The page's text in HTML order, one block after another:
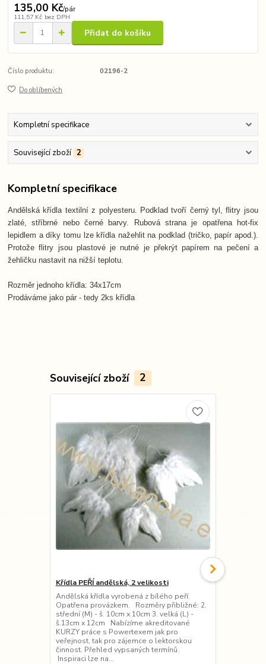
135,00 Kč/pár
111,57 Kč bez DPH
Přidat do košíku
Číslo produktu: 02196-2
Do oblíbených
Kompletní specifikace
Související zboží 2
Kompletní specifikace
Andělská křídla textilní z polyesteru. Podklad tvoří černý tyl, flitry jsou
zlaté, stříbrné nebo černé barvy. Rubová strana je opatřena hot-fix
lepidlem a díky tomu lze křídla nažehlit na podklad (tričko, papír apod.).
Protože flitry jsou plastové je nutné je překrýt papírem na pečení a
žehličku nastavit na nižší teplotu.
Rozměr jednoho křídla: 34x17cm
Prodáváme jako pár - tedy 2ks křídla
Související zboží 2
Křídla PEŘÍ andělská, 2 velikosti
Andělská křídla vyrobená z bílého peří.
Opatřena provázkem. Rozměry přibližné: 2.
střední (M) - š. 10cm x 10cm 3. velká (L) -
š.13cm x 12cm Nabízíme akreditované
KURZY práce s Powertexem jak pro
veřejnost, tak pro zájemce o lektorskou
činnost. Přehled vypsaných termínů.
Inspiraci lze na...